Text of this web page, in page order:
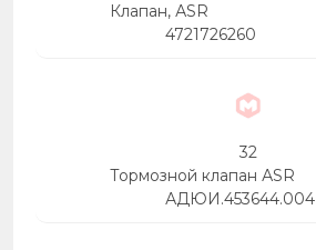
Клапан, АSR
4721726260
32
Тормозной клапан АSR
АДЮИ.453644.004